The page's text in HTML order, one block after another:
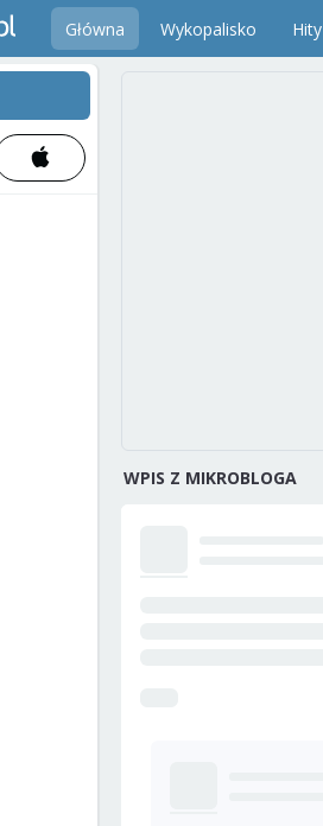
Główna Wykopalisko Hity
WPIS Z MIKROBLOGA